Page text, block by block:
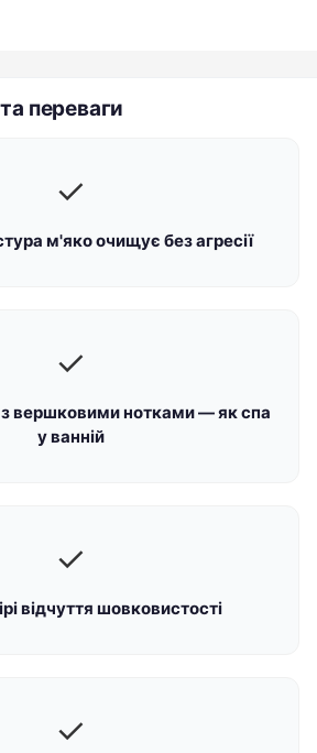
переваги
✓
м'яко очищує без агресії
✓
з вершковими нотками — як спа
у ванній
✓
відчуття шовковистості
✓